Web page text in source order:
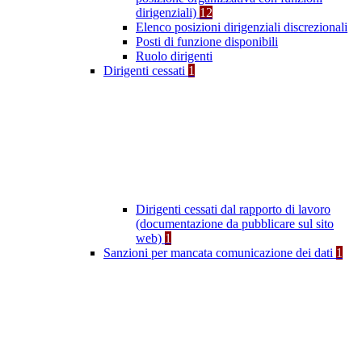
dirigenziali) 12
Elenco posizioni dirigenziali discrezionali
Posti di funzione disponibili
Ruolo dirigenti
Dirigenti cessati 1
Dirigenti cessati dal rapporto di lavoro
(documentazione da pubblicare sul sito
web) 1
Sanzioni per mancata comunicazione dei dati 1